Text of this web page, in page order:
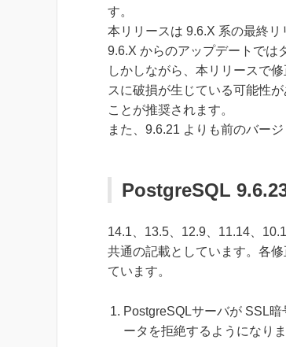
す。
本リリースは 9.6.X 系の最終リ
9.6.X からのアップデートでは
しかしながら、本リリースで
スに破損が生じている可能性
ことが推奨されます。
また、9.6.21 よりも前のバー
PostgreSQL
14.1、13.5、12.9、11.14、
共通の記載としています。各
ています。
PostgreSQLサーバが SSL
ータを拒絶するようになり